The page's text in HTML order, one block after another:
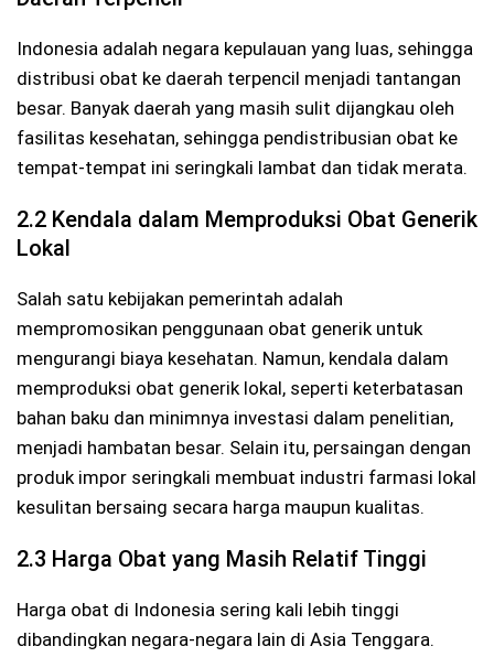
Indonesia adalah negara kepulauan yang luas, sehingga
distribusi obat ke daerah terpencil menjadi tantangan
besar. Banyak daerah yang masih sulit dijangkau oleh
fasilitas kesehatan, sehingga pendistribusian obat ke
tempat-tempat ini seringkali lambat dan tidak merata.
2.2 Kendala dalam Memproduksi Obat Generik
Lokal
Salah satu kebijakan pemerintah adalah
mempromosikan penggunaan obat generik untuk
mengurangi biaya kesehatan. Namun, kendala dalam
memproduksi obat generik lokal, seperti keterbatasan
bahan baku dan minimnya investasi dalam penelitian,
menjadi hambatan besar. Selain itu, persaingan dengan
produk impor seringkali membuat industri farmasi lokal
kesulitan bersaing secara harga maupun kualitas.
2.3 Harga Obat yang Masih Relatif Tinggi
Harga obat di Indonesia sering kali lebih tinggi
dibandingkan negara-negara lain di Asia Tenggara.